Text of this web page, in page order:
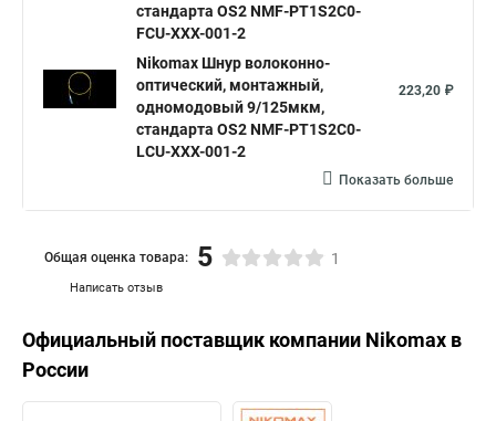
стандарта OS2 NMF-PT1S2C0-
FCU-XXX-001-2
Nikomax Шнур волоконно-
оптический, монтажный,
одномодовый 9/125мкм,
стандарта OS2 NMF-PT1S2C0-
LCU-XXX-001-2
223,20 ₽
Показать больше
Написать отзыв
Общая оценка товара: 5 1
Официальный поставщик компании Nikomax в
России